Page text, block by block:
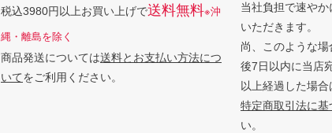
税込3980円以上お買い上げで送料無料※沖
縄・離島を除く
商品発送については送料とお支払い方法につ
いてをご利用ください。
当社負担で速や
いただきます。
尚、このような
後7日以内に当店
以上経過した場
特定商取引法に基
い。